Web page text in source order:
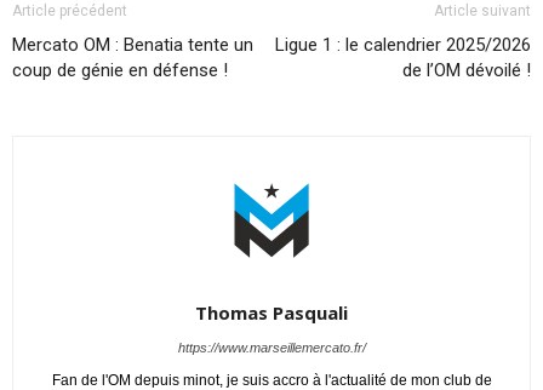
Article précédent
Mercato OM : Benatia tente un
coup de génie en défense !
Article suivant
Ligue 1 : le calendrier 2025/2026
de l’OM dévoilé !
Thomas Pasquali
https://www.marseillemercato.fr/
Fan de l'OM depuis minot, je suis accro à l'actualité de mon club de